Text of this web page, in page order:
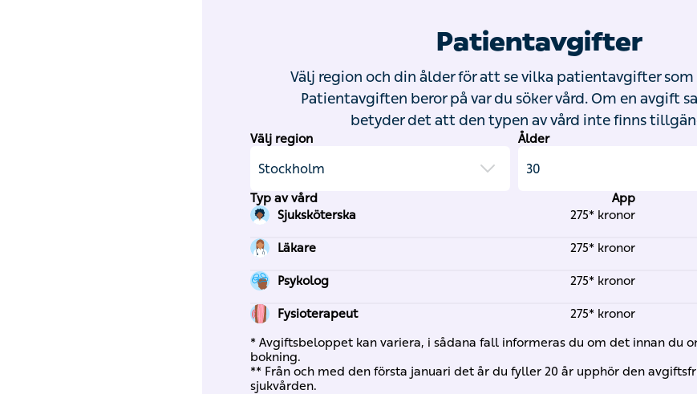
Patientavgifter
Välj region och din ålder för att se vilka patientavgifter
Patientavgiften beror på var du söker vård. Om en avgift
betyder det att den typen av vård inte finns
Välj region Ålder
Typ av vård App
Sjuksköterska
275* kronor
Läkare 275* kronor
Psykolog 275* kronor
Fysioterapeut 275* kronor
* Avgiftsbeloppet kan variera, i sådana fall informeras du om det innan du
bokning.
** Från och med den första januari det år du fyller 20 år upphör den
sjukvården.